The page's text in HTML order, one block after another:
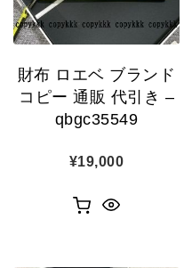
財布 ロエベ ブランド
コピー 通販 代引き –
qbgc35549
¥19,000